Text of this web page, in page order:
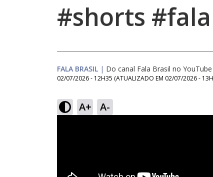
#shorts
FALA BRASIL | Do canal Fala Brasil no YouTube
02/07/2026 - 12H35 (ATUALIZADO EM 02/07/2026 -
A+ A-